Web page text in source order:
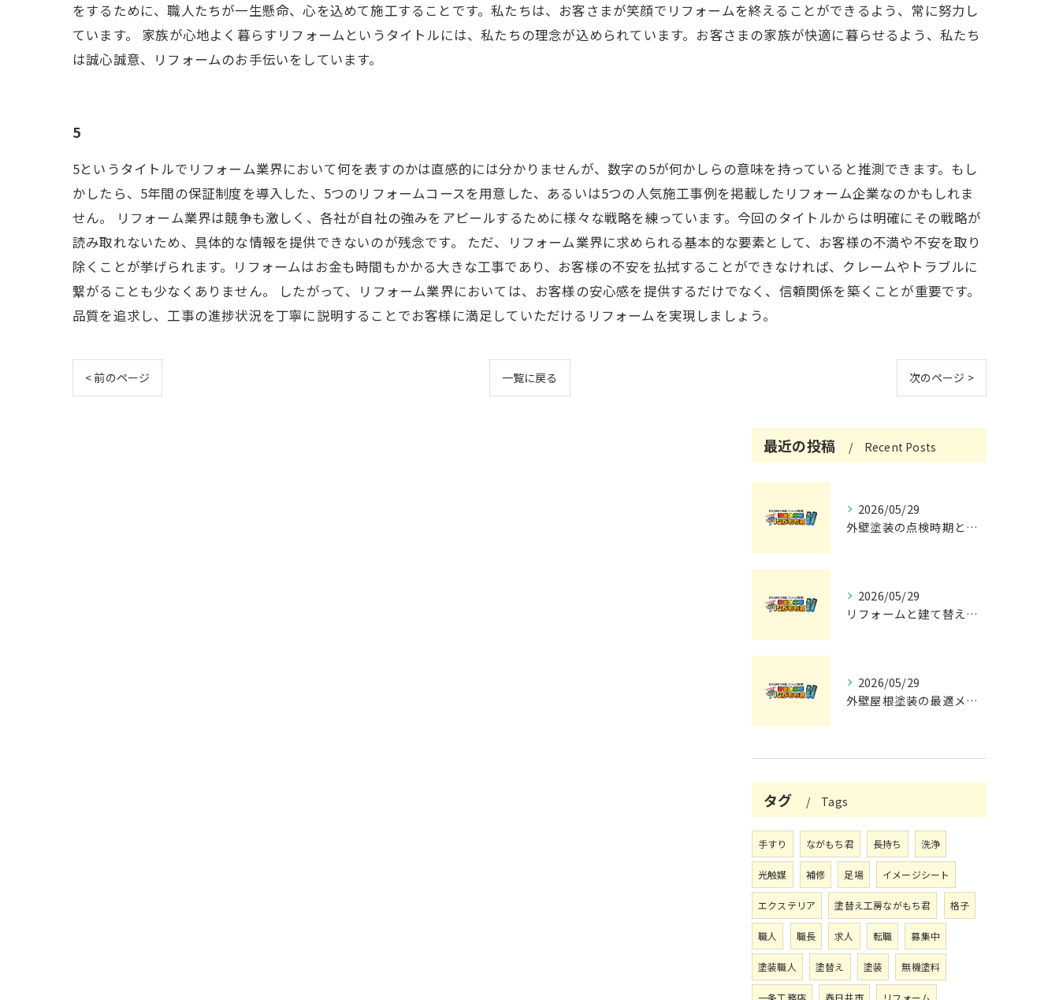
をするために、職人たちが一生懸命、心を込めて施工することです。私たちは、お客さまが笑顔でリフォームを終えることができるよう、常に努力し
ています。 家族が心地よく暮らすリフォームというタイトルには、私たちの理念が込められています。お客さまの家族が快適に暮らせるよう、私たち
は誠心誠意、リフォームのお手伝いをしています。
5
5というタイトルでリフォーム業界において何を表すのかは直感的には分かりませんが、数字の5が何かしらの意味を持っていると推測できます。もし
かしたら、5年間の保証制度を導入した、5つのリフォームコースを用意した、あるいは5つの人気施工事例を掲載したリフォーム企業なのかもしれま
せん。 リフォーム業界は競争も激しく、各社が自社の強みをアピールするために様々な戦略を練っています。今回のタイトルからは明確にその戦略が
読み取れないため、具体的な情報を提供できないのが残念です。 ただ、リフォーム業界に求められる基本的な要素として、お客様の不満や不安を取り
除くことが挙げられます。リフォームはお金も時間もかかる大きな工事であり、お客様の不安を払拭することができなければ、クレームやトラブルに
繋がることも少なくありません。 したがって、リフォーム業界においては、お客様の安心感を提供するだけでなく、信頼関係を築くことが重要です。
品質を追求し、工事の進捗状況を丁寧に説明することでお客様に満足していただけるリフォームを実現しましょう。
< 前のページ 一覧に戻る 次のページ >
最近の投稿 Recent Posts
2026/05/29
外壁塗装の点検時期と施工の最適タイミング
2026/05/29
リフォームと建て替えの費用と注意点完全解説
2026/05/29
外壁屋根塗装の最適メンテナンス時期
タグ Tags
手すり ながもち君 長持ち 洗浄
光触媒 補修 足場 イメージシート
エクステリア 塗替え工房ながもち君 格子
職人 職長 求人 転職 募集中
塗装職人 塗替え 塗装 無機塗料
一条工務店 春日井市 リフォーム